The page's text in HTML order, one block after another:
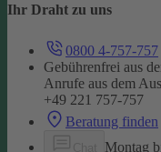
Ihr Draht zu uns
0800 4-757-757
Gebührenfrei aus
Anrufe aus dem
+49 221 757-757
Beratung finden
Montag